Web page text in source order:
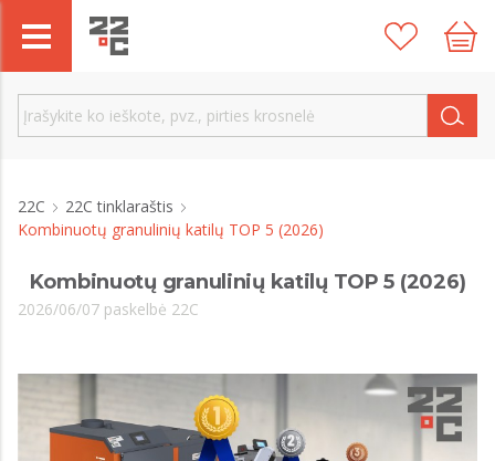
22C
22C tinklaraštis
Kombinuotų granulinių katilų TOP 5 (2026)
Kombinuotų granulinių katilų TOP 5 (2026)
2026/06/07 paskelbė 22C